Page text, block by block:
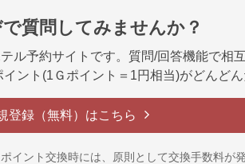
質問してみませんか？
ル予約サイトです。質問/回答機能で相
ント(1Ｇポイント＝1円相当)がどんど
登録（無料）はこちら
イント交換時には、原則として交換手数料が